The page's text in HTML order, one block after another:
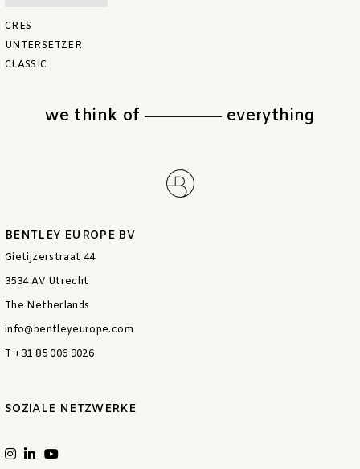
CRES
UNTERSETZER
CLASSIC
we think of everything
BENTLEY EUROPE BV
Gietijzerstraat 44
3534 AV Utrecht
The Netherlands
info@bentleyeurope.com
T +31 85 006 9026
SOZIALE NETZWERKE